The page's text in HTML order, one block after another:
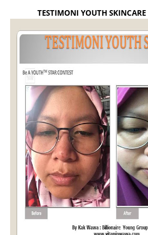
TESTIMONI YOUTH SKINCARE